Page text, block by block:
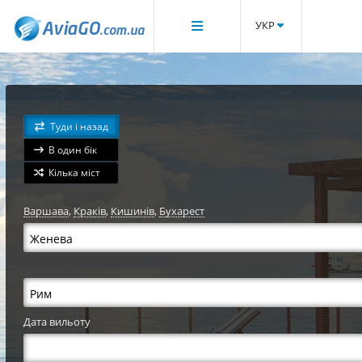
УКР
Туди і назад
В один бік
Кілька міст
Варшава,Краків,Кишинів,Бухарест
Дата вильоту